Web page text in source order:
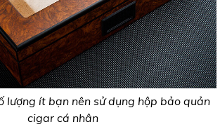
lượng ít bạn nên sử dụng hộp bảo quản
cigar cá nhân